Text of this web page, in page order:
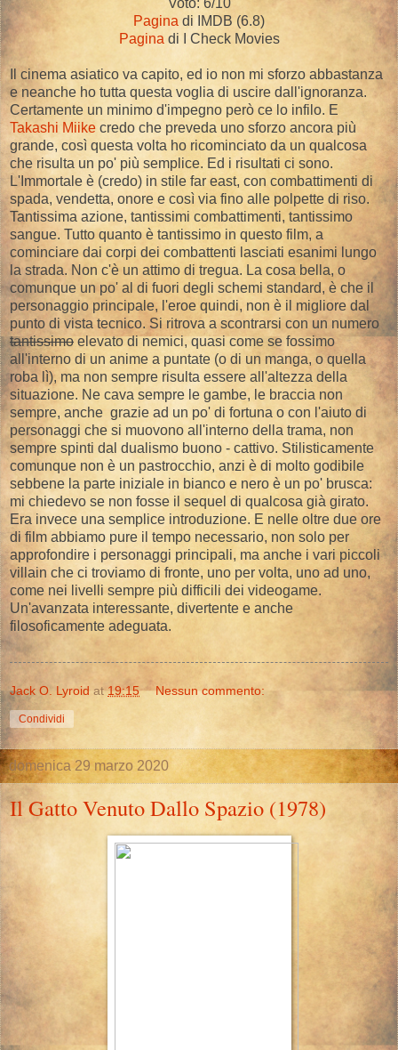
Pagina di IMDB (6.8)
Pagina di I Check Movies
Il cinema asiatico va capito, ed io non mi sforzo abbastanza
e neanche ho tutta questa voglia di uscire dall'ignoranza.
Certamente un minimo d'impegno però ce lo infilo. E
Takashi Miike credo che preveda uno sforzo ancora più
grande, così questa volta ho ricominciato da un qualcosa
che risulta un po' più semplice. Ed i risultati ci sono.
L'Immortale è (credo) in stile far east, con combattimenti di
spada, vendetta, onore e così via fino alle polpette di riso.
Tantissima azione, tantissimi combattimenti, tantissimo
sangue. Tutto quanto è tantissimo in questo film, a
cominciare dai corpi dei combattenti lasciati esanimi lungo
la strada. Non c'è un attimo di tregua. La cosa bella, o
comunque un po' al di fuori degli schemi standard, è che il
personaggio principale, l'eroe quindi, non è il migliore dal
punto di vista tecnico. Si ritrova a scontrarsi con un numero
tantissimoelevato di nemici, quasi come se fossimo
all'interno di un anime a puntate (o di un manga, o quella
roba lì), ma non sempre risulta essere all'altezza della
situazione. Ne cava sempre le gambe, le braccia non
sempre, anche grazie ad un po' di fortuna o con l'aiuto di
personaggi che si muovono all'interno della trama, non
sempre spinti dal dualismo buono - cattivo. Stilisticamente
comunque non è un pastrocchio, anzi è di molto godibile
sebbene la parte iniziale in bianco e nero è un po' brusca:
mi chiedevo se non fosse il sequel di qualcosa già girato.
Era invece una semplice introduzione. E nelle oltre due ore
di film abbiamo pure il tempo necessario, non solo per
approfondire i personaggi principali, ma anche i vari piccoli
villain che ci troviamo di fronte, uno per volta, uno ad uno,
come nei livelli sempre più difficili dei videogame.
Un'avanzata interessante, divertente e anche
filosoficamente adeguata.
Jack O. Lyroid at19:15 Nessun commento:
Condividi
domenica 29 marzo 2020
Il Gatto Venuto Dallo Spazio (1978)